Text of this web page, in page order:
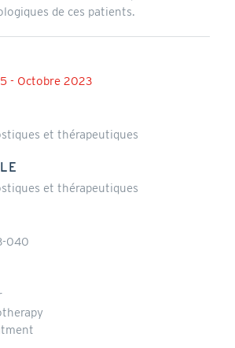
de ces patients.
- Octobre 2023
et thérapeutiques
et thérapeutiques
040